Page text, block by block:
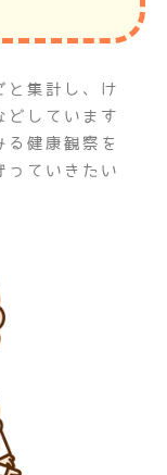
と集計し、け
どしています
る健康観察を
っていきたい